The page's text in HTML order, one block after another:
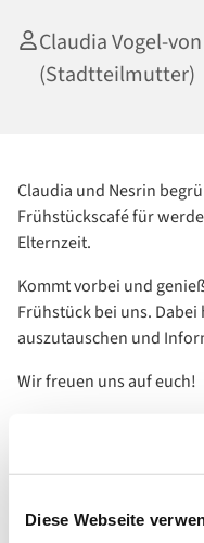
Diese Webseite
Claudia Vogel-
(Stadtteilmutter)
Claudia und Nesrin
Frühstückscafé für
Elternzeit.
Kommt vorbei und
Frühstück bei uns.
auszutauschen und
Wir freuen uns auf euch!